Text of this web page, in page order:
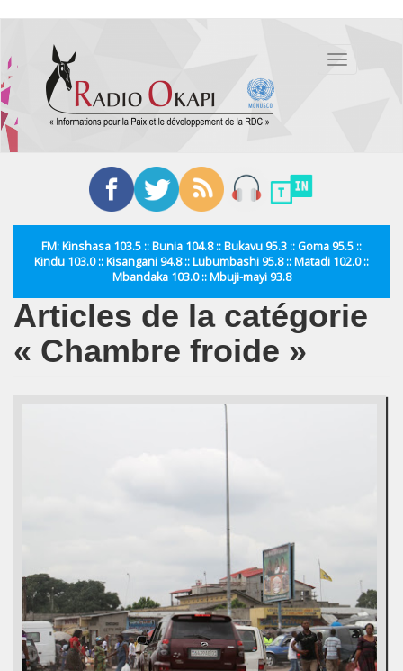
contenu
principal
Toggle
FM: Kinshasa 103.5 :: Bunia 104.8 :: Bukavu 95.3 :: Goma 95.5 ::
Kindu 103.0 :: Kisangani 94.8 :: Lubumbashi 95.8 :: Matadi 102.0 ::
Mbandaka 103.0 :: Mbuji-mayi 93.8
Articles de la catégorie
« Chambre froide »